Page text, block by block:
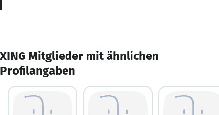
XING Mitglieder mit ähnlichen
Profilangaben